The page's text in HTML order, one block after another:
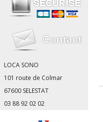
LOCA SONO
101 route de Colmar
67600 SELESTAT
03 88 92 02 02